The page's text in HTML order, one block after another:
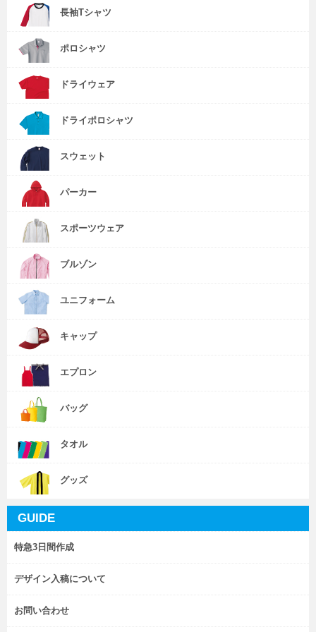
長袖Tシャツ
ポロシャツ
ドライウェア
ドライポロシャツ
スウェット
パーカー
スポーツウェア
ブルゾン
ユニフォーム
キャップ
エプロン
バッグ
タオル
グッズ
GUIDE
特急3日間作成
デザイン入稿について
お問い合わせ